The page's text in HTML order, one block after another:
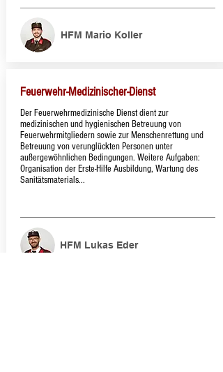
HFM Mario Koller
Feuerwehr-Medizinischer-Dienst
Der Feuerwehrmedizinische Dienst dient zur
medizinischen und hygienischen Betreuung von
Feuerwehrmitgliedern sowie zur Menschenrettung und
Betreuung von verunglückten Personen unter
außergewöhnlichen Bedingungen. Weitere Aufgaben:
Organisation der Erste-Hilfe Ausbildung, Wartung des
Sanitätsmaterials...
HFM Lukas Eder